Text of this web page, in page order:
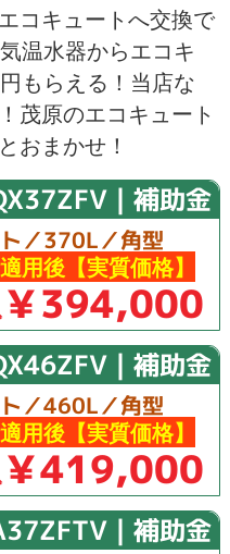
コキュートへ交換で
温水器からエコキ
もらえる！当店な
茂原のエコキュート
おまかせ！
｜補助金
／370L／角型
用後【実質価格】
￥394,000
｜補助金
／460L／角型
用後【実質価格】
￥419,000
｜補助金